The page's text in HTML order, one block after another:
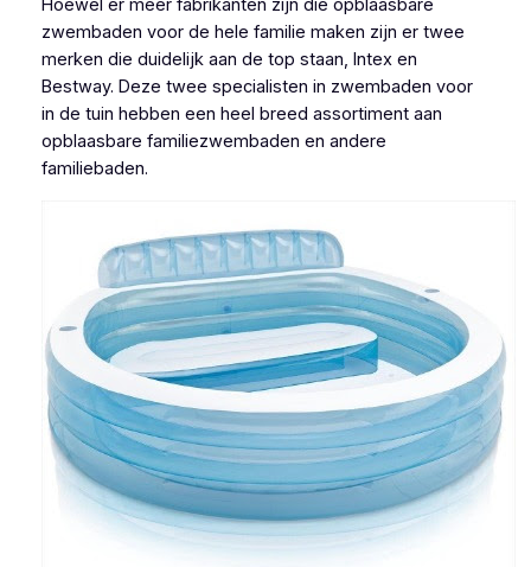
Hoewel er meer fabrikanten zijn die opblaasbare
zwembaden voor de hele familie maken zijn er twee
merken die duidelijk aan de top staan, Intex en
Bestway. Deze twee specialisten in zwembaden voor
in de tuin hebben een heel breed assortiment aan
opblaasbare familiezwembaden en andere
familiebaden.